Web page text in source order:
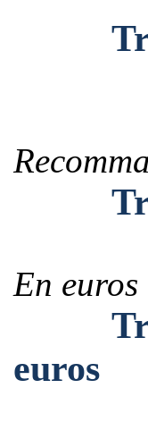
Trois
En euros
Trois
euros